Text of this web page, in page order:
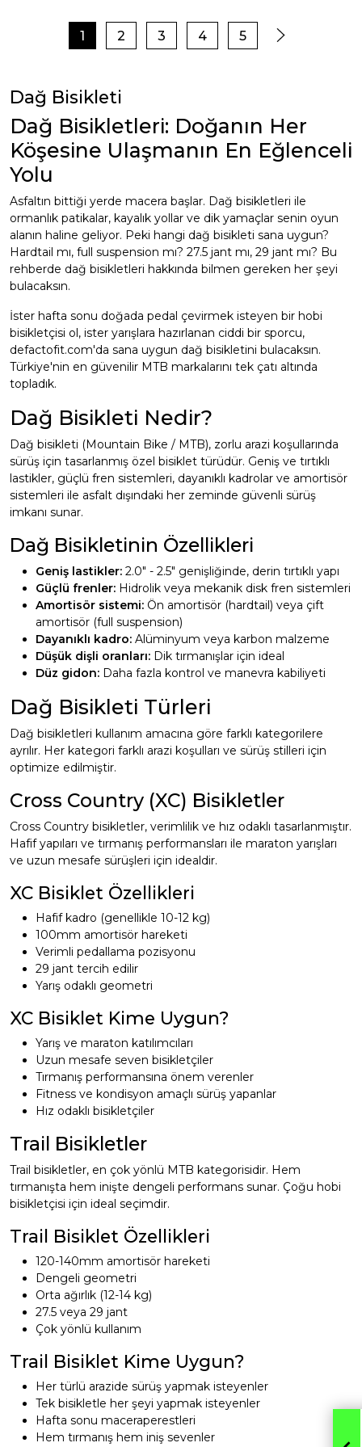
1 2 3 4 5
Dağ Bisikleti
Dağ Bisikletleri: Doğanın Her
Köşesine Ulaşmanın En Eğlenceli
Yolu
Asfaltın bittiği yerde macera başlar. Dağ bisikletleri ile
ormanlık patikalar, kayalık yollar ve dik yamaçlar senin oyun
alanın haline geliyor. Peki hangi dağ bisikleti sana uygun?
Hardtail mı, full suspension mı? 27.5 jant mı, 29 jant mı? Bu
rehberde dağ bisikletleri hakkında bilmen gereken her şeyi
bulacaksın.
İster hafta sonu doğada pedal çevirmek isteyen bir hobi
bisikletçisi ol, ister yarışlara hazırlanan ciddi bir sporcu,
defactofit.com'da sana uygun dağ bisikletini bulacaksın.
Türkiye'nin en güvenilir MTB markalarını tek çatı altında
topladık.
Dağ Bisikleti Nedir?
Dağ bisikleti (Mountain Bike / MTB), zorlu arazi koşullarında
sürüş için tasarlanmış özel bisiklet türüdür. Geniş ve tırtıklı
lastikler, güçlü fren sistemleri, dayanıklı kadrolar ve amortisör
sistemleri ile asfalt dışındaki her zeminde güvenli sürüş
imkanı sunar.
Dağ Bisikletinin Özellikleri
Geniş lastikler: 2.0" - 2.5" genişliğinde, derin tırtıklı yapı
Güçlü frenler: Hidrolik veya mekanik disk fren sistemleri
Amortisör sistemi: Ön amortisör (hardtail) veya çift
amortisör (full suspension)
Dayanıklı kadro: Alüminyum veya karbon malzeme
Düşük dişli oranları: Dik tırmanışlar için ideal
Düz gidon: Daha fazla kontrol ve manevra kabiliyeti
Dağ Bisikleti Türleri
Dağ bisikletleri kullanım amacına göre farklı kategorilere
ayrılır. Her kategori farklı arazi koşulları ve sürüş stilleri için
optimize edilmiştir.
Cross Country (XC) Bisikletler
Cross Country bisikletler, verimlilik ve hız odaklı tasarlanmıştır.
Hafif yapıları ve tırmanış performansları ile maraton yarışları
ve uzun mesafe sürüşleri için idealdir.
XC Bisiklet Özellikleri
Hafif kadro (genellikle 10-12 kg)
100mm amortisör hareketi
Verimli pedallama pozisyonu
29 jant tercih edilir
Yarış odaklı geometri
XC Bisiklet Kime Uygun?
Yarış ve maraton katılımcıları
Uzun mesafe seven bisikletçiler
Tırmanış performansına önem verenler
Fitness ve kondisyon amaçlı sürüş yapanlar
Hız odaklı bisikletçiler
Trail Bisikletler
Trail bisikletler, en çok yönlü MTB kategorisidir. Hem
tırmanışta hem inişte dengeli performans sunar. Çoğu hobi
bisikletçisi için ideal seçimdir.
Trail Bisiklet Özellikleri
120-140mm amortisör hareketi
Dengeli geometri
Orta ağırlık (12-14 kg)
27.5 veya 29 jant
Çok yönlü kullanım
Trail Bisiklet Kime Uygun?
Her türlü arazide sürüş yapmak isteyenler
Tek bisikletle her şeyi yapmak isteyenler
Hafta sonu maceraperestleri
Hem tırmanış hem iniş sevenler